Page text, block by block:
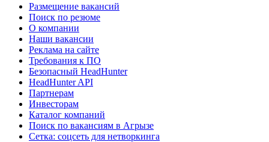
Размещение вакансий
Поиск по резюме
О компании
Наши вакансии
Реклама на сайте
Требования к ПО
Безопасный HeadHunter
HeadHunter API
Партнерам
Инвесторам
Каталог компаний
Поиск по вакансиям в Агрызе
Сетка: соцсеть для нетворкинга